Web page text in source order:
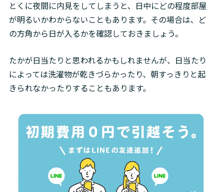
とくに夜間に内見をしてしまうと、日中にどの程度部屋
が明るいかわからないこともあります。その場合は、ど
の方角から日が入るかを確認しておきましょう。
たかが日当たりと思われるかもしれませんが、日当たり
によっては洗濯物が乾きづらかったり、朝すっきりと起
きられなかったりすることもあります。